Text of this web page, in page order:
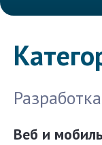
Веб и